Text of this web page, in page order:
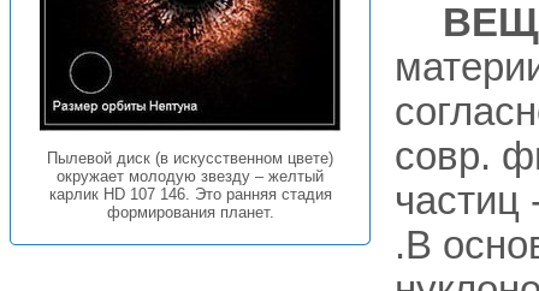
Пылевой диск (в искусственном цвете)
окружает молодую звезду – желтый
карлик HD 107 146. Это ранняя стадия
формирования планет.
совр.
частиц
.В